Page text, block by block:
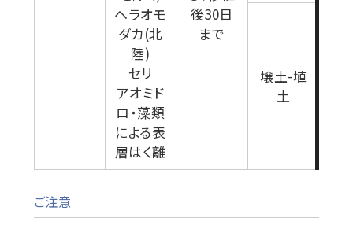
ヘラオモ
ダカ(北
陸)
セリ
アオミド
ロ・藻類
による表
層はく離
後30日
まで
壌土-埴
土
ご注意